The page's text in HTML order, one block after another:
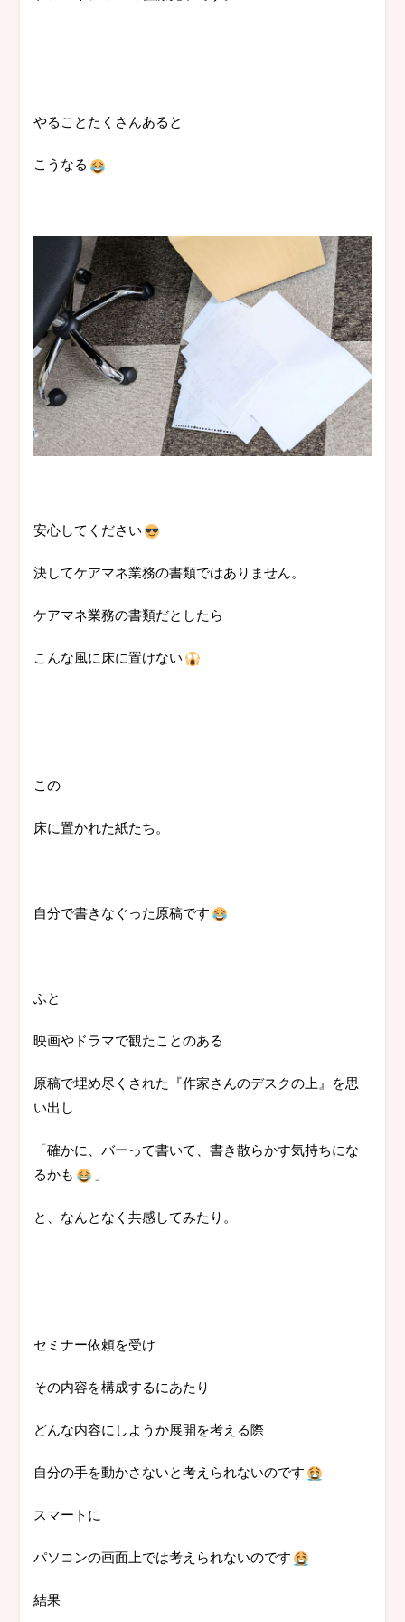
やることたくさんあると
こうなる
安心してください
決してケアマネ業務の書類ではありません。
ケアマネ業務の書類だとしたら
こんな風に床に置けない
この
床に置かれた紙たち。
自分で書きなぐった原稿です
ふと
映画やドラマで観たことのある
原稿で埋め尽くされた『作家さんのデスクの上』を思
い出し
「確かに、バーって書いて、書き散らかす気持ちにな
るかも
」
と、なんとなく共感してみたり。
セミナー依頼を受け
その内容を構成するにあたり
どんな内容にしようか展開を考える際
自分の手を動かさないと考えられないのです
スマートに
パソコンの画面上では考えられないのです
結果